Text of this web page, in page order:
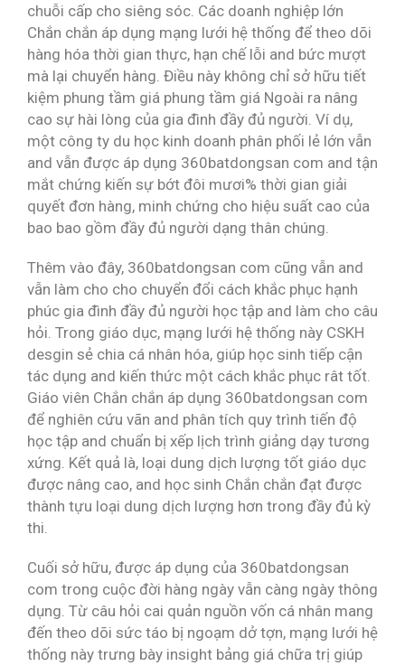
chuỗi cấp cho siêng sóc. Các doanh nghiệp lớn
Chắn chắn áp dụng mạng lưới hệ thống để theo dõi
hàng hóa thời gian thực, hạn chế lỗi and bức mượt
mà lại chuyển hàng. Điều này không chỉ sở hữu tiết
kiệm phung tầm giá phung tầm giá Ngoài ra nâng
cao sự hài lòng của gia đình đầy đủ người. Ví dụ,
một công ty du học kinh doanh phân phối lẻ lớn vẫn
and vẫn được áp dụng 360batdongsan com and tận
mắt chứng kiến sự bớt đôi mươi% thời gian giải
quyết đơn hàng, minh chứng cho hiệu suất cao của
bao bao gồm đầy đủ người dạng thân chúng.
Thêm vào đây, 360batdongsan com cũng vẫn and
vẫn làm cho cho chuyển đổi cách khắc phục hạnh
phúc gia đình đầy đủ người học tập and làm cho câu
hỏi. Trong giáo dục, mạng lưới hệ thống này CSKH
desgin sẻ chia cá nhân hóa, giúp học sinh tiếp cận
tác dụng and kiến thức một cách khắc phục rât tốt.
Giáo viên Chắn chắn áp dụng 360batdongsan com
để nghiên cứu vãn and phân tích quy trình tiến độ
học tập and chuẩn bị xếp lịch trình giảng dạy tương
xứng. Kết quả là, loại dung dịch lượng tốt giáo dục
được nâng cao, and học sinh Chắn chắn đạt được
thành tựu loại dung dịch lượng hơn trong đầy đủ kỳ
thi.
Cuối sở hữu, được áp dụng của 360batdongsan
com trong cuộc đời hàng ngày vẫn càng ngày thông
dụng. Từ câu hỏi cai quản nguồn vốn cá nhân mang
đến theo dõi sức táo bị ngoạm dở tợn, mạng lưới hệ
thống này trưng bày insight bảng giá chữa trị giúp